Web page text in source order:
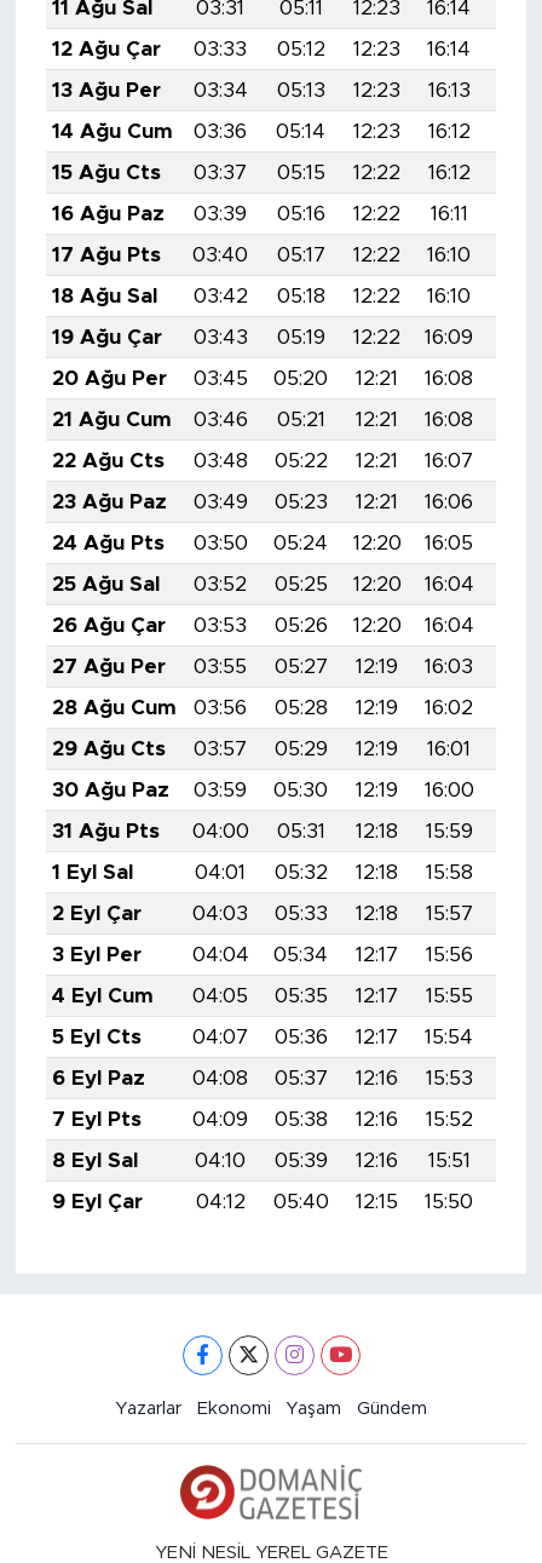
11 Ağu Sal
03:31 05:11 12:23 16:14
12 Ağu Çar
03:33 05:12 12:23 16:14
13 Ağu Per
03:34 05:13 12:23 16:13
14 Ağu Cum
03:36 05:14 12:23 16:12
15 Ağu Cts
03:37 05:15 12:22 16:12
16 Ağu Paz
03:39 05:16 12:22 16:11
17 Ağu Pts
03:40 05:17 12:22 16:10
18 Ağu Sal
03:42 05:18 12:22 16:10
19 Ağu Çar
03:43 05:19 12:22 16:09
20 Ağu Per
03:45 05:20 12:21 16:08
21 Ağu Cum
03:46 05:21 12:21 16:08
22 Ağu Cts
03:48 05:22 12:21 16:07
23 Ağu Paz
03:49 05:23 12:21 16:06
24 Ağu Pts
03:50 05:24 12:20 16:05
25 Ağu Sal
03:52 05:25 12:20 16:04
26 Ağu Çar
03:53 05:26 12:20 16:04
27 Ağu Per
03:55 05:27 12:19 16:03
28 Ağu Cum
03:56 05:28 12:19 16:02
29 Ağu Cts
03:57 05:29 12:19 16:01
30 Ağu Paz
03:59 05:30 12:19 16:00
31 Ağu Pts
04:00 05:31 12:18 15:59
1 Eyl Sal
04:01 05:32 12:18 15:58
2 Eyl Çar
04:03 05:33 12:18 15:57
3 Eyl Per
04:04 05:34 12:17 15:56
4 Eyl Cum
04:05 05:35 12:17 15:55
5 Eyl Cts
04:07 05:36 12:17 15:54
6 Eyl Paz
04:08 05:37 12:16 15:53
7 Eyl Pts
04:09 05:38 12:16 15:52
8 Eyl Sal
04:10 05:39 12:16 15:51
9 Eyl Çar
04:12 05:40 12:15 15:50
Yazarlar Ekonomi Yaşam Gündem
YENİ NESİL YEREL GAZETE